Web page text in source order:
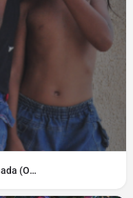
Office national du Film du Canada (ONF)